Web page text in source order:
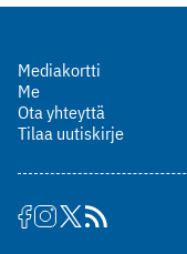
Mediakortti
Me
Ota yhteyttä
Tilaa uutiskirje